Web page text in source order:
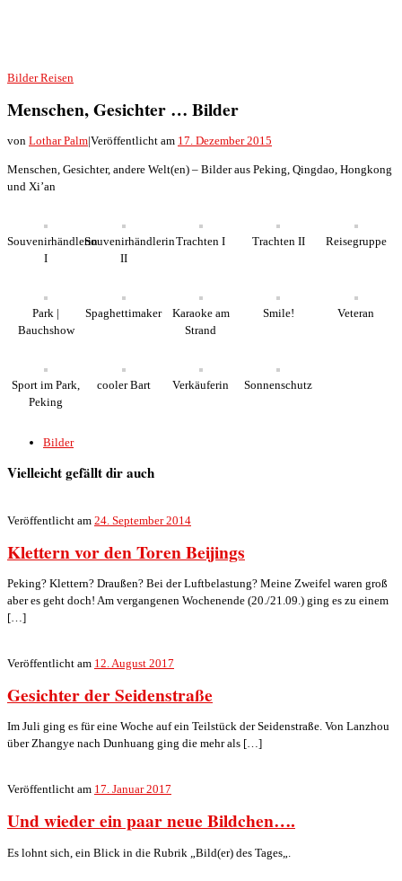
Bilder Reisen
Menschen, Gesichter … Bilder
von Lothar Palm|Veröffentlicht am 17. Dezember 2015
Menschen, Gesichter, andere Welt(en) – Bilder aus Peking, Qingdao, Hongkong
und Xi’an
Souvenirhändlerin
I
Souvenirhändlerin
II
Trachten I Trachten II Reisegruppe
Park |
Bauchshow
Spaghettimaker
Karaoke am
Strand
Smile! Veteran
Sport im Park,
Peking
cooler Bart Verkäuferin Sonnenschutz
Bilder
Vielleicht gefällt dir auch
Veröffentlicht am 24. September 2014
Klettern vor den Toren Beijings
Peking? Klettern? Draußen? Bei der Luftbelastung? Meine Zweifel waren groß
aber es geht doch! Am vergangenen Wochenende (20./21.09.) ging es zu einem
[…]
Veröffentlicht am 12. August 2017
Gesichter der Seidenstraße
Im Juli ging es für eine Woche auf ein Teilstück der Seidenstraße. Von Lanzhou
über Zhangye nach Dunhuang ging die mehr als […]
Veröffentlicht am 17. Januar 2017
Und wieder ein paar neue Bildchen….
Es lohnt sich, ein Blick in die Rubrik „Bild(er) des Tages„.